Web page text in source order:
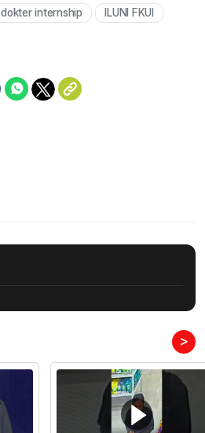
Mute
dokter internship ILUNI FKUI
>